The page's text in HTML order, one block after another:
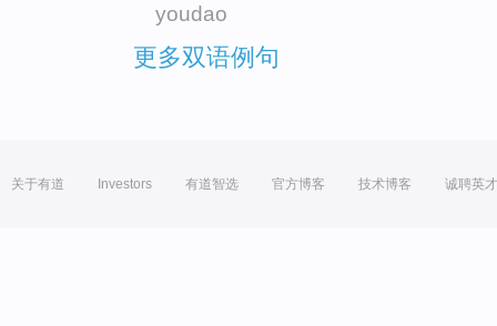
youdao
更多双语例句
关于有道 Investors 有道智选 官方博客 技术博客 诚聘英才